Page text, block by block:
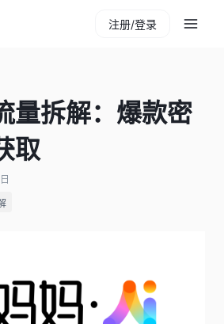
注册/登录
量拆解：爆款密
取